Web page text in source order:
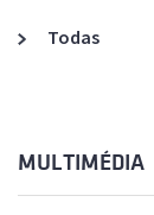
Todas
MULTIMÉDIA